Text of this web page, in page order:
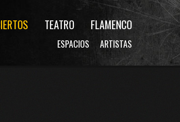
TEATRO FLAMENCO
ESPACIOS ARTISTAS